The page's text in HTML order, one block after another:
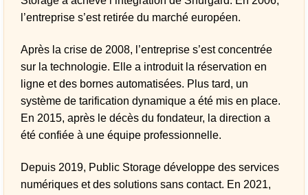
l’entreprise s’est retirée du marché européen.
Après la crise de 2008, l’entreprise s’est concentrée
sur la technologie. Elle a introduit la réservation en
ligne et des bornes automatisées. Plus tard, un
système de tarification dynamique a été mis en place.
En 2015, après le décès du fondateur, la direction a
été confiée à une équipe professionnelle.
Depuis 2019, Public Storage développe des services
numériques et des solutions sans contact. En 2021,